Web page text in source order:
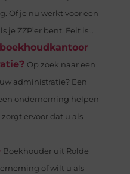
Of je nu werkt voor een
ZZP’er bent. Feit is...
Op zoek naar een
administratie? Een
onderneming helpen
ervoor dat u als
Boekhouder uit Rolde
of wilt u als